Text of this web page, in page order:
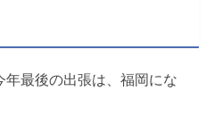
年最後の出張は、福岡にな